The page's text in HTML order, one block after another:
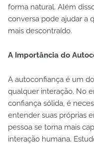
forma natural. Além
conversa pode ajudar a
mais descontraído.
A Importância do
A autoconfiança é um
qualquer interação. No
confiança sólida, é
entender suas próprias
pessoa se torna mais
interação humana.